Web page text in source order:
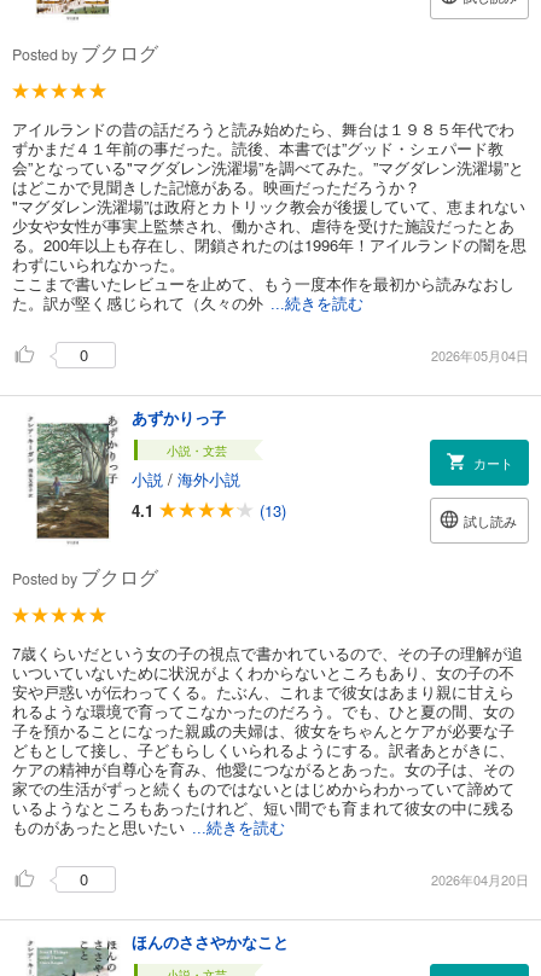
Posted by ブクログ
アイルランドの昔の話だろうと読み始めたら、舞台は１９８５年代でわ
ずかまだ４１年前の事だった。読後、本書では”グッド・シェパード教
会”となっている"マグダレン洗濯場”を調べてみた。”マグダレン洗濯場”と
はどこかで見聞きした記憶がある。映画だっただろうか？
"マグダレン洗濯場”は政府とカトリック教会が後援していて、恵まれない
少女や女性が事実上監禁され、働かされ、虐待を受けた施設だったとあ
る。200年以上も存在し、閉鎖されたのは1996年！アイルランドの闇を思
わずにいられなかった。
ここまで書いたレビューを止めて、もう一度本作を最初から読みなおし
た。訳が堅く感じられて（久々の外
...続きを読む
0 2026年05月04日
あずかりっ子
小説・文芸
小説 / 海外小説
4.1
(13)
カート
試し読み
Posted by ブクログ
7歳くらいだという女の子の視点で書かれているので、その子の理解が追
いついていないために状況がよくわからないところもあり、女の子の不
安や戸惑いが伝わってくる。たぶん、これまで彼女はあまり親に甘えら
れるような環境で育ってこなかったのだろう。でも、ひと夏の間、女の
子を預かることになった親戚の夫婦は、彼女をちゃんとケアが必要な子
どもとして接し、子どもらしくいられるようにする。訳者あとがきに、
ケアの精神が自尊心を育み、他愛につながるとあった。女の子は、その
家での生活がずっと続くものではないとはじめからわかっていて諦めて
いるようなところもあったけれど、短い間でも育まれて彼女の中に残る
ものがあったと思いたい
...続きを読む
0 2026年04月20日
ほんのささやかなこと